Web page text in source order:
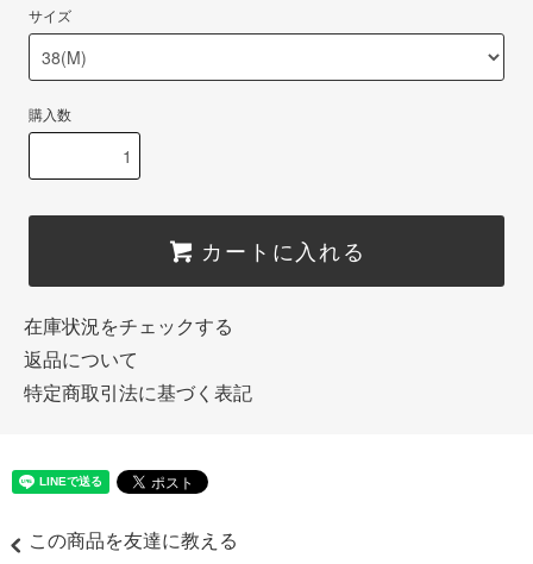
サイズ
購入数
カートに入れる
在庫状況をチェックする
返品について
特定商取引法に基づく表記
この商品を友達に教える